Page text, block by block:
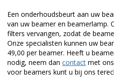
Een onderhoudsbeurt aan uw
van uw beamer en beamerlamp.
filters vervangen, zodat de
Onze specialisten kunnen uw
49,00 per beamer. Heeft u
nodig, neem dan contact met
voor beamers kunt u bij ons